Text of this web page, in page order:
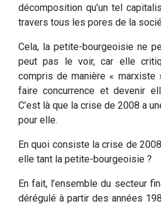
décomposition qu’un tel
travers tous les pores de la
Cela, la petite-bourgeoisie ne
peut pas le voir, car elle
compris de manière « marxiste
faire concurrence et devenir
C’est là que la crise de 2008 a
pour elle.
En quoi consiste la crise de
elle tant la petite-bourgeoisie ?
En fait, l’ensemble du secteur
dérégulé à partir des années